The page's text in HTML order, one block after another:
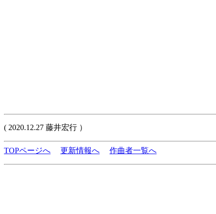
( 2020.12.27 藤井宏行 ）
TOPページへ 更新情報へ 作曲者一覧へ